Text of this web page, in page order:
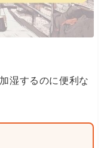
湿するのに便利な